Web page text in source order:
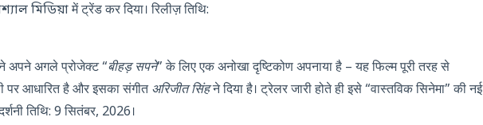
মিডিয়া में ट्रेंड कर दिया। रिलीज़ तिथि:
अपने अगले प्रोजेक्ट “बीहड़ सपने” के लिए एक अनोखा दृष्टिकोण अपनाया है – यह फिल्म पूरी तरह से
पर आधारित है और इसका संगीतअरिजीत सिंहने दिया है। ट्रेलर जारी होते ही इसे “वास्तविक सिनेमा” की नई
तिथि: 9 सितंबर, 2026।